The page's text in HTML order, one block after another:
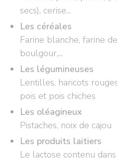
secs), cerise...
Les céréales
Farine blanche, farine
boulgour,...
Les légumineuses
Lentilles, haricots
pois et pois chiches
Les oléagineux
Pistaches, noix de cajou
Les produits laitiers
Le lactose contenu